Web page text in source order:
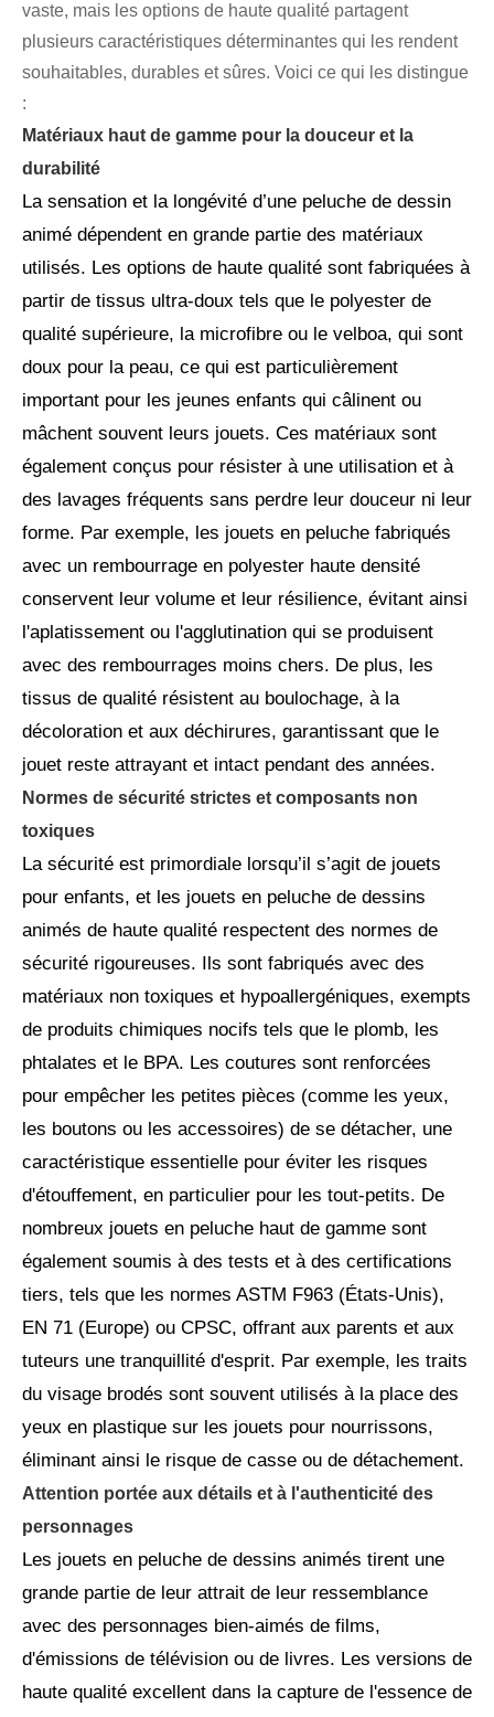
vaste, mais les options de haute qualité partagent
plusieurs caractéristiques déterminantes qui les rendent
souhaitables, durables et sûres. Voici ce qui les distingue
:
Matériaux haut de gamme pour la douceur et la
durabilité
La sensation et la longévité d’une peluche de dessin
animé dépendent en grande partie des matériaux
utilisés. Les options de haute qualité sont fabriquées à
partir de tissus ultra-doux tels que le polyester de
qualité supérieure, la microfibre ou le velboa, qui sont
doux pour la peau, ce qui est particulièrement
important pour les jeunes enfants qui câlinent ou
mâchent souvent leurs jouets. Ces matériaux sont
également conçus pour résister à une utilisation et à
des lavages fréquents sans perdre leur douceur ni leur
forme. Par exemple, les jouets en peluche fabriqués
avec un rembourrage en polyester haute densité
conservent leur volume et leur résilience, évitant ainsi
l'aplatissement ou l'agglutination qui se produisent
avec des rembourrages moins chers. De plus, les
tissus de qualité résistent au boulochage, à la
décoloration et aux déchirures, garantissant que le
jouet reste attrayant et intact pendant des années.
Normes de sécurité strictes et composants non
toxiques
La sécurité est primordiale lorsqu’il s’agit de jouets
pour enfants, et les jouets en peluche de dessins
animés de haute qualité respectent des normes de
sécurité rigoureuses. Ils sont fabriqués avec des
matériaux non toxiques et hypoallergéniques, exempts
de produits chimiques nocifs tels que le plomb, les
phtalates et le BPA. Les coutures sont renforcées
pour empêcher les petites pièces (comme les yeux,
les boutons ou les accessoires) de se détacher, une
caractéristique essentielle pour éviter les risques
d'étouffement, en particulier pour les tout-petits. De
nombreux jouets en peluche haut de gamme sont
également soumis à des tests et à des certifications
tiers, tels que les normes ASTM F963 (États-Unis),
EN 71 (Europe) ou CPSC, offrant aux parents et aux
tuteurs une tranquillité d'esprit. Par exemple, les traits
du visage brodés sont souvent utilisés à la place des
yeux en plastique sur les jouets pour nourrissons,
éliminant ainsi le risque de casse ou de détachement.
Attention portée aux détails et à l'authenticité des
personnages
Les jouets en peluche de dessins animés tirent une
grande partie de leur attrait de leur ressemblance
avec des personnages bien-aimés de films,
d'émissions de télévision ou de livres. Les versions de
haute qualité excellent dans la capture de l'essence de